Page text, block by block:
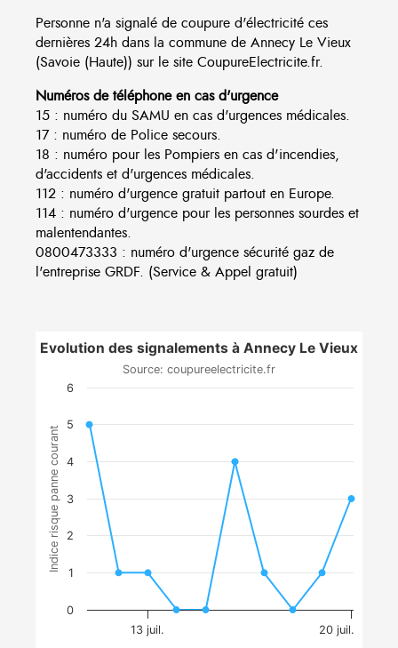
Personne n'a signalé de coupure d'électricité ces
dernières 24h dans la commune de Annecy Le Vieux
(Savoie (Haute)) sur le site CoupureElectricite.fr.
Numéros de téléphone en cas d'urgence
15 : numéro du SAMU en cas d'urgences médicales.
17 : numéro de Police secours.
18 : numéro pour les Pompiers en cas d'incendies,
d'accidents et d'urgences médicales.
112 : numéro d'urgence gratuit partout en Europe.
114 : numéro d'urgence pour les personnes sourdes et
malentendantes.
0800473333 : numéro d'urgence sécurité gaz de
l'entreprise GRDF. (Service & Appel gratuit)
Indice risque panne courant
Evolution des signalements à Annecy Le Vieux
Source: coupureelectricite.fr
13 juil. 20 juil.
0
1
2
3
4
5
6